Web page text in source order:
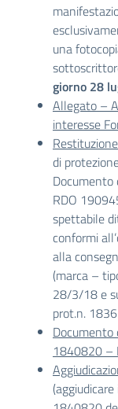
una
giorno 28
Allegato –
interesse
di
RDO
spettabile
conformi
alla
(marca –
28/3/18 e
prot.n.
1840820 –